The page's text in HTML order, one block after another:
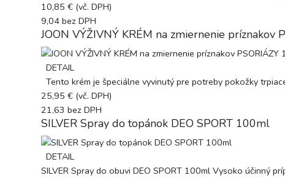
10,85 € (vč. DPH)
9,04 bez DPH
JOON VÝŽIVNÝ KRÉM na zmiernenie príznakov
DETAIL
Tento krém je špeciálne vyvinutý pre potreby pokožky
25,95 € (vč. DPH)
21,63 bez DPH
SILVER Spray do topánok DEO SPORT 100ml
DETAIL
SILVER Spray do obuvi DEO SPORT 100ml Vysoko účinný